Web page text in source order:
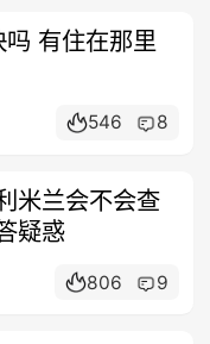
有住在那里
546 8
米兰会不会查
疑惑
806 9